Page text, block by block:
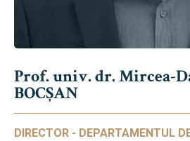
Prof. univ. dr. Mircea-
BOCȘAN
DIRECTOR - DEPARTAMENTUL